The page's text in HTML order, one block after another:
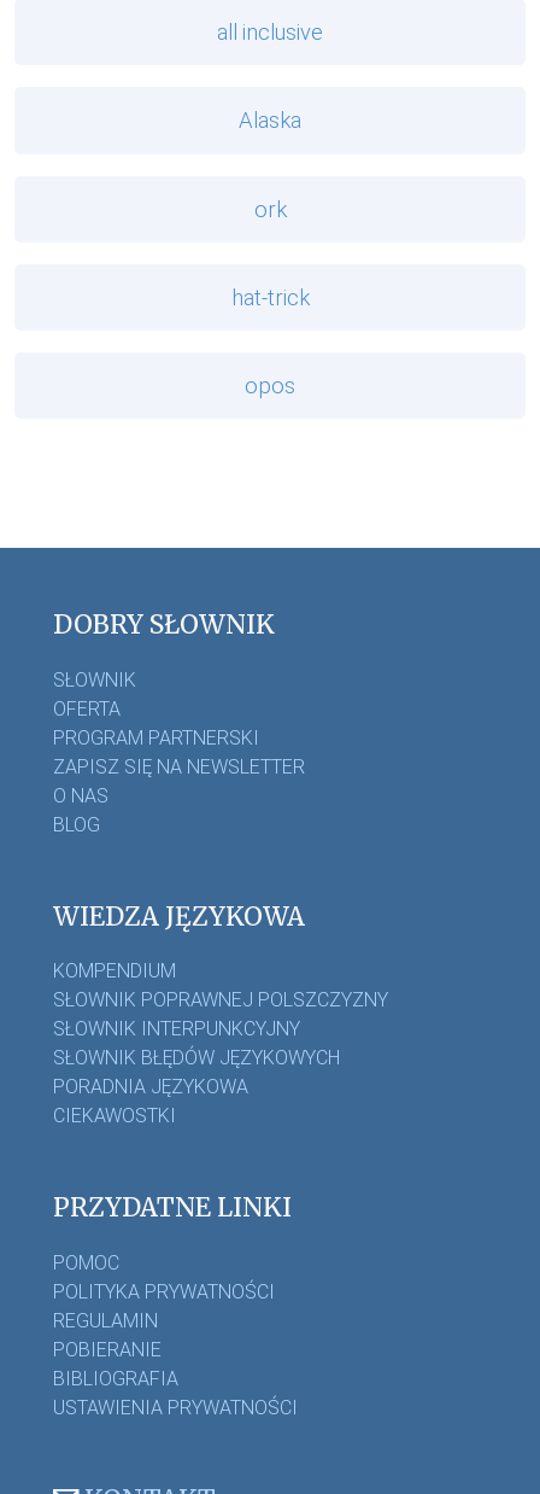
all inclusive
Alaska
ork
hat-trick
opos
DOBRY SŁOWNIK
SŁOWNIK
OFERTA
PROGRAM PARTNERSKI
ZAPISZ SIĘ NA NEWSLETTER
O NAS
BLOG
WIEDZA JĘZYKOWA
KOMPENDIUM
SŁOWNIK POPRAWNEJ POLSZCZYZNY
SŁOWNIK INTERPUNKCYJNY
SŁOWNIK BŁĘDÓW JĘZYKOWYCH
PORADNIA JĘZYKOWA
CIEKAWOSTKI
PRZYDATNE LINKI
POMOC
POLITYKA PRYWATNOŚCI
REGULAMIN
POBIERANIE
BIBLIOGRAFIA
USTAWIENIA PRYWATNOŚCI